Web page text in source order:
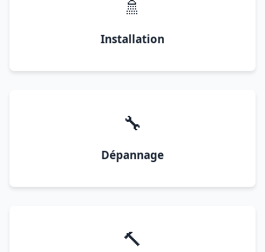
🚿
Installation
🔧
Dépannage
🔨